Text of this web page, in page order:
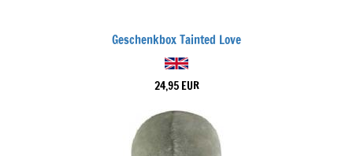
Geschenkbox Tainted Love
24,95 EUR